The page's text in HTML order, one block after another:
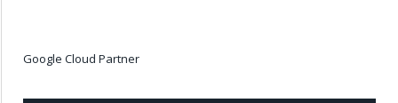
Google Cloud Partner